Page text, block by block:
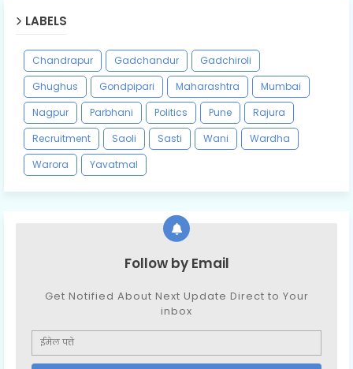
LABELS
Chandrapur Gadchandur
Gadchiroli
Ghughus
Gondpipari Maharashtra
Mumbai
Nagpur
Parbhani Politics Pune
Rajura
Recruitment
Saoli Sasti Wani
Wardha
Warora
Yavatmal
Follow by Email
Get Notified About Next Update Direct to Your
inbox